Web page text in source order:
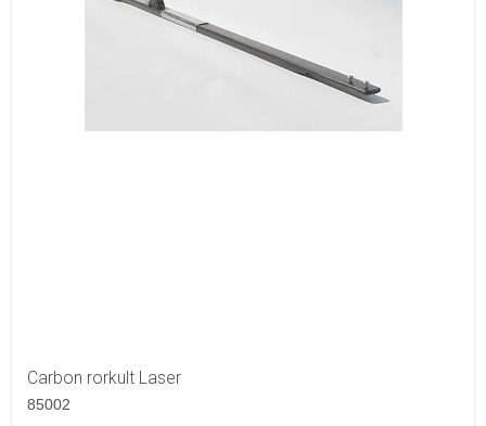
Carbon rorkult Laser
85002